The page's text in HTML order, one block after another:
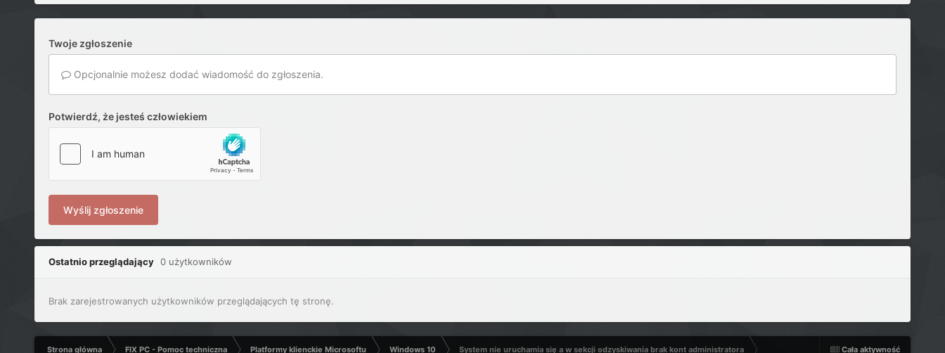
Twoje zgłoszenie
Opcjonalnie możesz dodać wiadomość do zgłoszenia.
Potwierdź, że jesteś człowiekiem
Wyślij zgłoszenie
Ostatnio przeglądający 0 użytkowników
Brak zarejestrowanych użytkowników przeglądających tę stronę.
Cała aktywność
Strona główna FIX PC - Pomoc techniczna Platformy klienckie Microsoftu Windows 10 System nie uruchamia się a w sekcji odzyskiwania brak kont administratora